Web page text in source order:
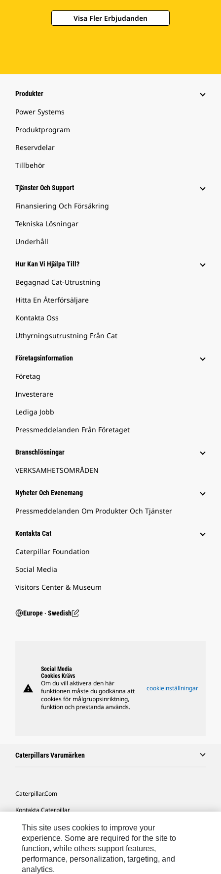
Visa Fler Erbjudanden
Produkter
Power Systems
Produktprogram
Reservdelar
Tillbehör
Tjänster Och Support
Finansiering Och Försäkring
Tekniska Lösningar
Underhåll
Hur Kan Vi Hjälpa Till?
Begagnad Cat-Utrustning
Hitta En Återförsäljare
Kontakta Oss
Uthyrningsutrustning Från Cat
Företagsinformation
Företag
Investerare
Lediga Jobb
Pressmeddelanden Från Företaget
Branschlösningar
VERKSAMHETSOMRÅDEN
Nyheter Och Evenemang
Pressmeddelanden Om Produkter Och Tjänster
Kontakta Cat
Caterpillar Foundation
Social Media
Visitors Center & Museum
Europe ‧ Swedish
warning
Social Media
Cookies Krävs
Om du vill aktivera den här
funktionen måste du godkänna att
cookies för målgruppsinriktning,
funktion och prestanda används.
cookieinställningar
Caterpillars Varumärken
Caterpillar.com
Kontakta Caterpillar
Mina Marknadsföringspreferenser
Platskarta
Cookie Settings
This site uses cookies to improve your
experience. Some are required for the site to
function, while others support features,
performance, personalization, targeting, and
analytics.